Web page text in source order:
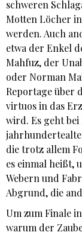
schweren
Motten Löcher
werden. Auch
etwa der Enkel
Mahfuz, der
oder Norman
Reportage über
virtuos in das
wird. Es geht bei
die trotz allem
es einmal heißt,
Webern und
Abgrund, die
Um zum Finale
warum der